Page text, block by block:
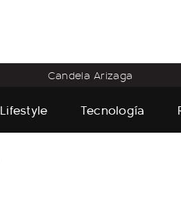
Candela Arizaga
Lifestyle Tecnología